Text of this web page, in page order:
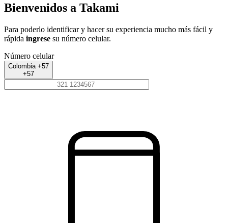
Bienvenidos a Takami
Para poderlo identificar y hacer su experiencia mucho más fácil y
rápida ingrese su número celular.
Número celular
Colombia +57
+57